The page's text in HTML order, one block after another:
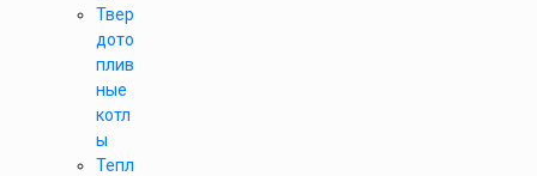
Твер
дото
плив
ные
котл
ы
Тепл